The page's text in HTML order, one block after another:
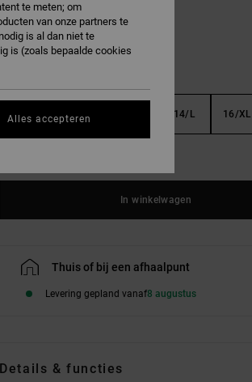
8/XS 10/S 14/L 16/XL
In winkelwagen
Thuis of bij een afhaalpunt
Levering gepland vanaf8 augustus
Details & functies
te meten; om
van onze partners te
is al dan niet te
is (zoals bepaalde cookies
Alles accepteren